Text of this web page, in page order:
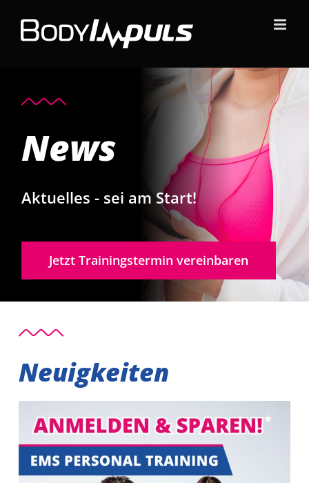
Inhalt
News
Aktuelles - sei am Start!
Jetzt Trainingstermin vereinbaren
Neuigkeiten